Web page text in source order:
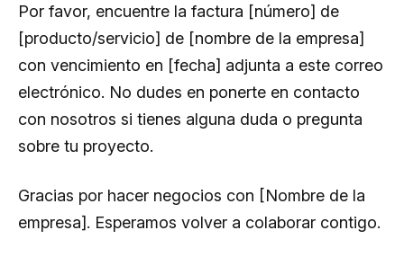
Por favor, encuentre la factura [número] de
[producto/servicio] de [nombre de la empresa]
con vencimiento en [fecha] adjunta a este correo
electrónico. No dudes en ponerte en contacto
con nosotros si tienes alguna duda o pregunta
sobre tu proyecto.
Gracias por hacer negocios con [Nombre de la
empresa]. Esperamos volver a colaborar contigo.